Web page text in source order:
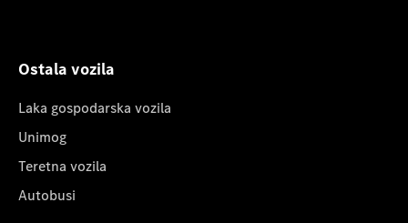
Ostala vozila
Laka gospodarska vozila
Unimog
Teretna vozila
Autobusi